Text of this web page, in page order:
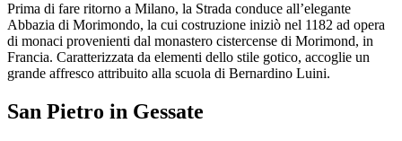
Prima di fare ritorno a Milano, la Strada conduce all’elegante
Abbazia di Morimondo, la cui costruzione iniziò nel 1182 ad opera
di monaci provenienti dal monastero cistercense di Morimond, in
Francia. Caratterizzata da elementi dello stile gotico, accoglie un
grande affresco attribuito alla scuola di Bernardino Luini.
San Pietro in Gessate